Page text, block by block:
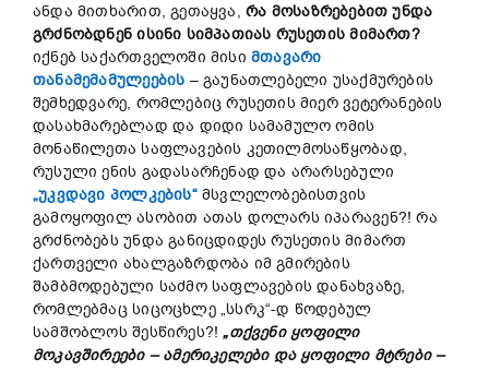
ანდა მითხარით, გეთაყვა,რა მოსაზრებებით უნდა
გრძნობდნენ ისინი სიმპათიას რუსეთის მიმართ?
იქნებ საქართველოში მისიმთავარი
თანამემამულეების – გაუნათლებელი უსაქმურების
შემხედვარე, რომლებიც რუსეთის მიერ ვეტერანების
დასახმარებლად და დიდი სამამულო ომის
მონაწილეთა საფლავების კეთილმოსაწყობად,
რუსული ენის გადასარჩენად და არარსებული
„უკვდავი პოლკების“მსვლელობებისთვის
გამოყოფილ ასობით ათას დოლარს იპარავენ?! რა
გრძნობებს უნდა განიცდიდეს რუსეთის მიმართ
ქართველი ახალგაზრდობა იმ გმირების
შამბმოდებული საძმო საფლავების დანახვაზე,
რომლებმაც სიცოცხლე „სსრკ“-დ წოდებულ
სამშობლოს შესწირეს?!„თქვენი ყოფილი
მოკავშირეები – ამერიკელები და ყოფილი მტრები –